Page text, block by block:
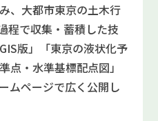
、大都市東京の土木行
程で収集・蓄積した技
版」「東京の液状化予
点・水準基標配点図」
ムページで広く公開し